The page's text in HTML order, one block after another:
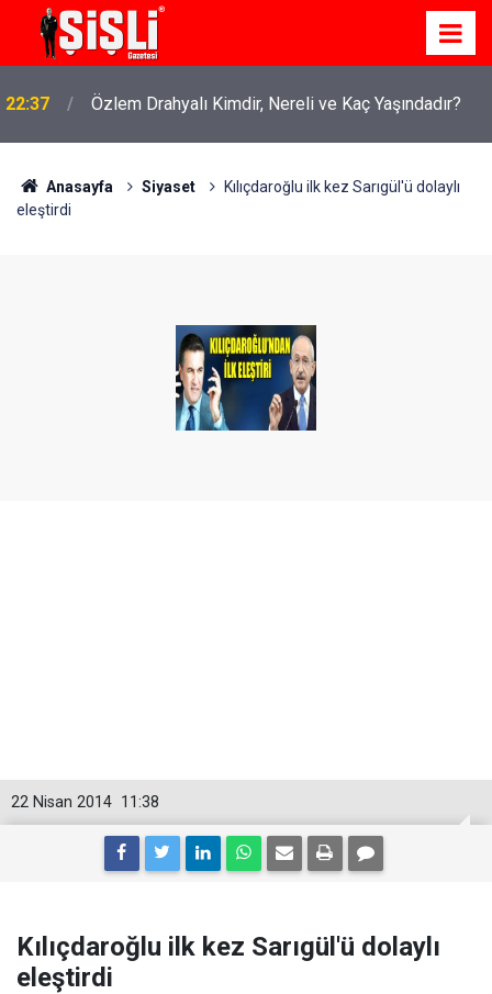
22:37 Özlem Drahyalı Kimdir, Nereli ve Kaç Yaşındadır?
Anasayfa Siyaset
Kılıçdaroğlu ilk kez Sarıgül'ü dolaylı
eleştirdi
11:38
22 Nisan 2014
Kılıçdaroğlu ilk kez Sarıgül'ü dolaylı
eleştirdi